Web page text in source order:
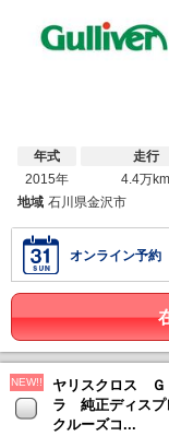
年式
2015年
走行
4.4万km
地域 石川県金沢市
オンライン予約
NEW!!
ヤリスクロス
ラ 純正ディス
クルーズコ...